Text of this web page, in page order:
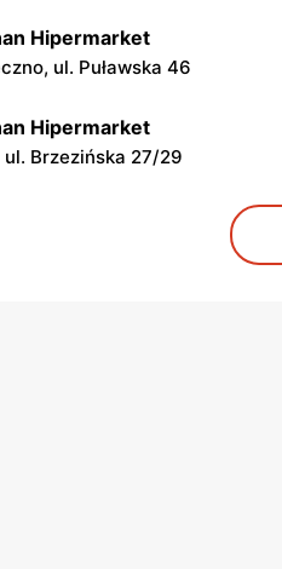
Hipermarket
ul. Puławska 46
Hipermarket
ul. Brzezińska 27/29
Trybunalski al. Generała